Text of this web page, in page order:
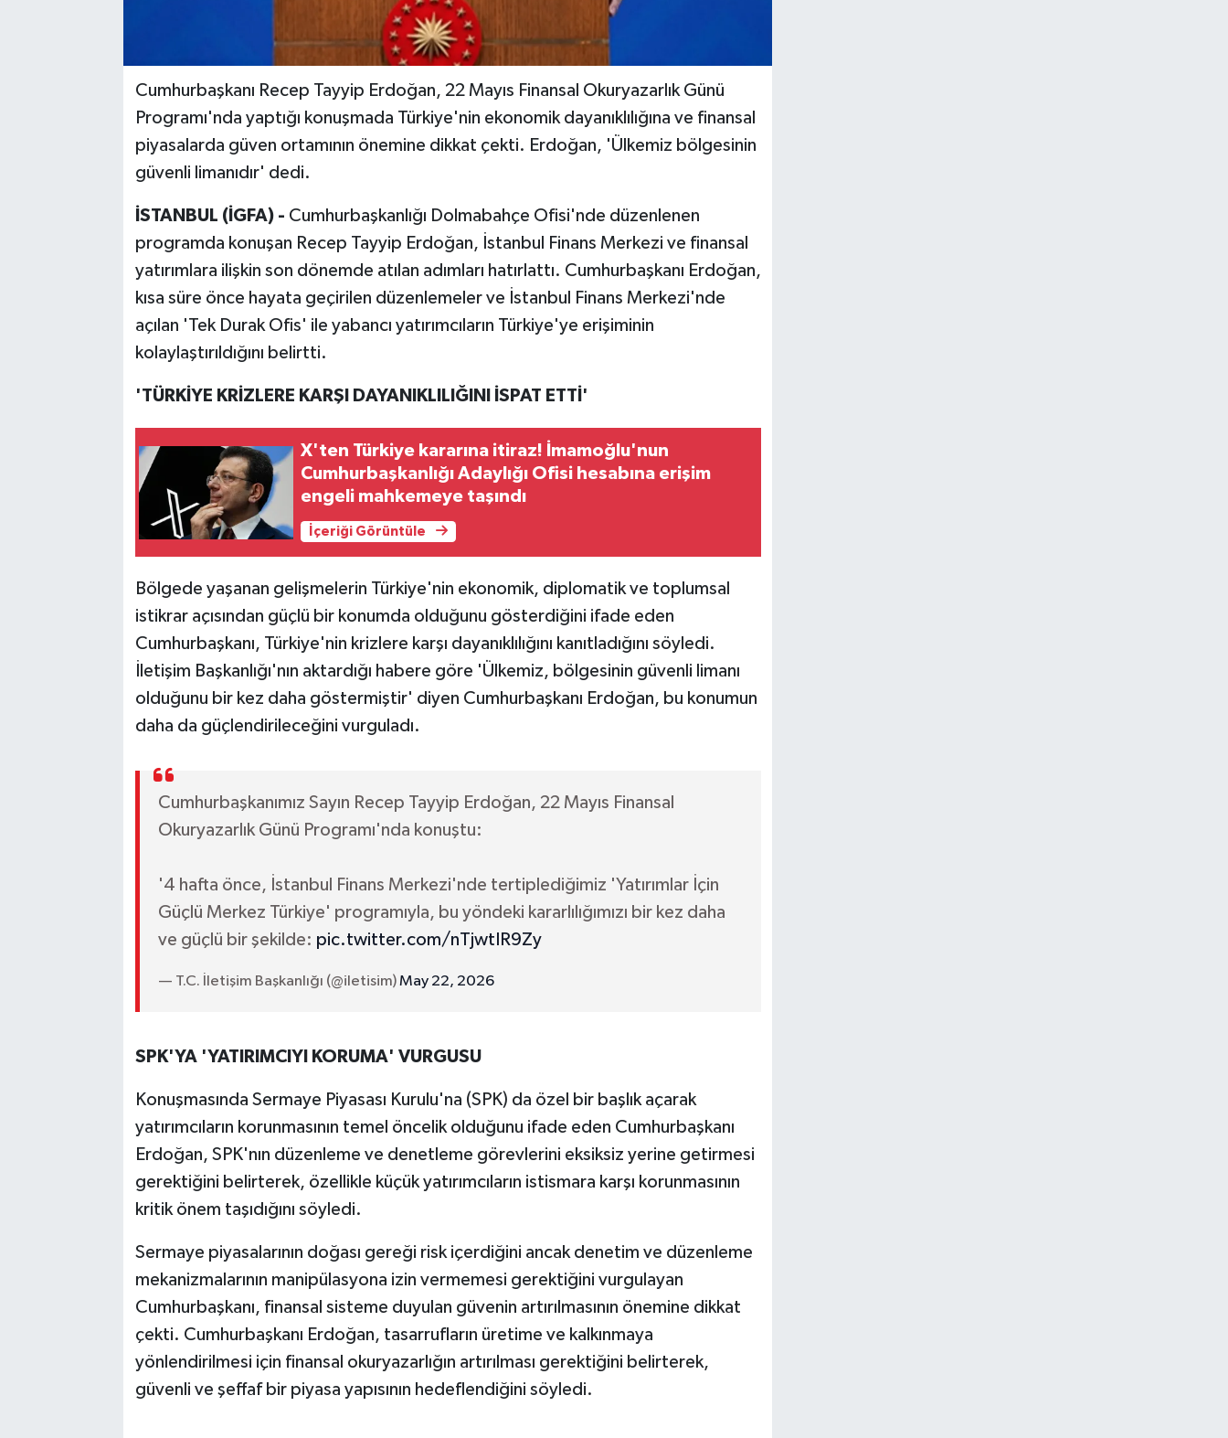
Cumhurbaşkanı Recep Tayyip Erdoğan, 22 Mayıs Finansal Okuryazarlık Günü
Programı'nda yaptığı konuşmada Türkiye'nin ekonomik dayanıklılığına ve finansal
piyasalarda güven ortamının önemine dikkat çekti. Erdoğan, 'Ülkemiz bölgesinin
güvenli limanıdır' dedi.
İSTANBUL (İGFA) - Cumhurbaşkanlığı Dolmabahçe Ofisi'nde düzenlenen
programda konuşan Recep Tayyip Erdoğan, İstanbul Finans Merkezi ve finansal
yatırımlara ilişkin son dönemde atılan adımları hatırlattı. Cumhurbaşkanı Erdoğan,
kısa süre önce hayata geçirilen düzenlemeler ve İstanbul Finans Merkezi'nde
açılan 'Tek Durak Ofis' ile yabancı yatırımcıların Türkiye'ye erişiminin
kolaylaştırıldığını belirtti.
'TÜRKİYE KRİZLERE KARŞI DAYANIKLILIĞINI İSPAT ETTİ'
X'ten Türkiye kararına itiraz! İmamoğlu'nun
Cumhurbaşkanlığı Adaylığı Ofisi hesabına erişim
engeli mahkemeye taşındı
İçeriği Görüntüle
Bölgede yaşanan gelişmelerin Türkiye'nin ekonomik, diplomatik ve toplumsal
istikrar açısından güçlü bir konumda olduğunu gösterdiğini ifade eden
Cumhurbaşkanı, Türkiye'nin krizlere karşı dayanıklılığını kanıtladığını söyledi.
İletişim Başkanlığı'nın aktardığı habere göre 'Ülkemiz, bölgesinin güvenli limanı
olduğunu bir kez daha göstermiştir' diyen Cumhurbaşkanı Erdoğan, bu konumun
daha da güçlendirileceğini vurguladı.
Cumhurbaşkanımız Sayın Recep Tayyip Erdoğan, 22 Mayıs Finansal
Okuryazarlık Günü Programı'nda konuştu:
'4 hafta önce, İstanbul Finans Merkezi'nde tertiplediğimiz 'Yatırımlar İçin
Güçlü Merkez Türkiye' programıyla, bu yöndeki kararlılığımızı bir kez daha
ve güçlü bir şekilde: pic.twitter.com/nTjwtIR9Zy
— T.C. İletişim Başkanlığı (@iletisim)May 22, 2026
SPK'YA 'YATIRIMCIYI KORUMA' VURGUSU
Konuşmasında Sermaye Piyasası Kurulu'na (SPK) da özel bir başlık açarak
yatırımcıların korunmasının temel öncelik olduğunu ifade eden Cumhurbaşkanı
Erdoğan, SPK'nın düzenleme ve denetleme görevlerini eksiksiz yerine getirmesi
gerektiğini belirterek, özellikle küçük yatırımcıların istismara karşı korunmasının
kritik önem taşıdığını söyledi.
Sermaye piyasalarının doğası gereği risk içerdiğini ancak denetim ve düzenleme
mekanizmalarının manipülasyona izin vermemesi gerektiğini vurgulayan
Cumhurbaşkanı, finansal sisteme duyulan güvenin artırılmasının önemine dikkat
çekti. Cumhurbaşkanı Erdoğan, tasarrufların üretime ve kalkınmaya
yönlendirilmesi için finansal okuryazarlığın artırılması gerektiğini belirterek,
güvenli ve şeffaf bir piyasa yapısının hedeflendiğini söyledi.